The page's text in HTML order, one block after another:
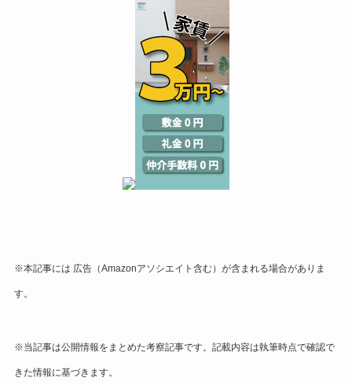
※本記事には 広告（Amazonアソシエイト含む） が含まれる場合がありま
す。
※当記事は公開情報をまとめた考察記事です。記載内容は執筆時点で確認で
きた情報に基づきます。